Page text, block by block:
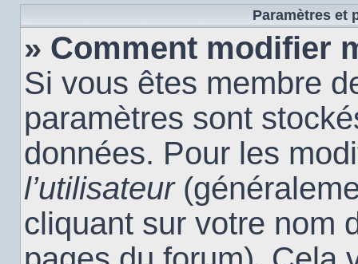
Paramètres et
» Comment modifier
Si vous êtes membre
paramètres sont
données. Pour les
l’utilisateur
cliquant sur votre nom